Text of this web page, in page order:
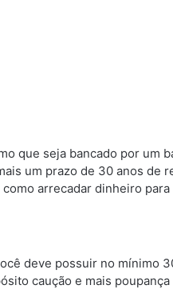
que seja bancado por um
um prazo de 30 anos de
arrecadar dinheiro
deve possuir no mínimo
caução e mais poupança